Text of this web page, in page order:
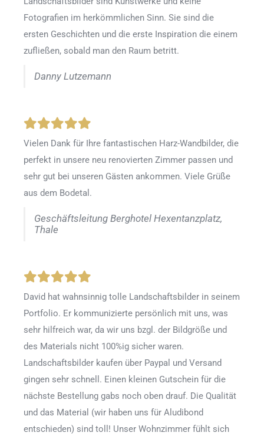
Fotografien im herkömmlichen Sinn. Sie sind die
ersten Geschichten und die erste Inspiration die einem
zufließen, sobald man den Raum betritt.
Danny Lutzemann
Vielen Dank für Ihre fantastischen Harz-Wandbilder, die
perfekt in unsere neu renovierten Zimmer passen und
sehr gut bei unseren Gästen ankommen. Viele Grüße
aus dem Bodetal.
Geschäftsleitung Berghotel Hexentanzplatz,
Thale
David hat wahnsinnig tolle Landschaftsbilder in seinem
Portfolio. Er kommunizierte persönlich mit uns, was
sehr hilfreich war, da wir uns bzgl. der Bildgröße und
des Materials nicht 100%ig sicher waren.
Landschaftsbilder kaufen über Paypal und Versand
gingen sehr schnell. Einen kleinen Gutschein für die
nächste Bestellung gabs noch oben drauf. Die Qualität
und das Material (wir haben uns für Aludibond
entschieden) sind toll! Unser Wohnzimmer fühlt sich